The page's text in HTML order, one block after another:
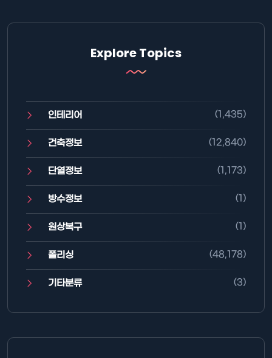
Explore Topics
인테리어 (1,435)
건축정보 (12,840)
단열정보 (1,173)
방수정보 (1)
원상복구 (1)
폴리싱 (48,178)
기타분류 (3)